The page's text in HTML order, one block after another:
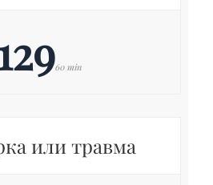
60 min
или травма